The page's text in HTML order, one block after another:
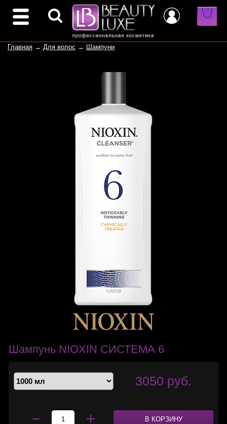
Главная → Для волос → Шампуни
Шампунь NIOXIN СИСТЕМА 6
3050 руб.
В КОРЗИНУ